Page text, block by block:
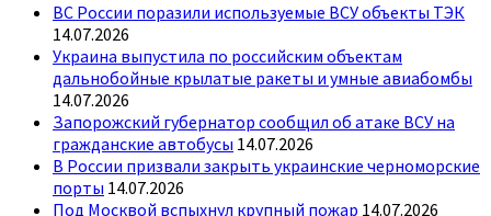
ВС России поразили используемые ВСУ объекты ТЭК
14.07.2026
Украина выпустила по российским объектам
дальнобойные крылатые ракеты и умные авиабомбы
14.07.2026
Запорожский губернатор сообщил об атаке ВСУ на
гражданские автобусы 14.07.2026
В России призвали закрыть украинские черноморские
порты 14.07.2026
Под Москвой вспыхнул крупный пожар 14.07.2026